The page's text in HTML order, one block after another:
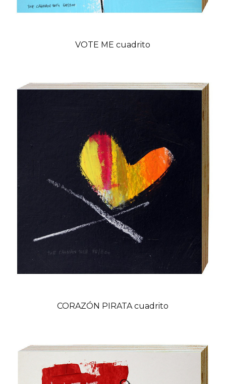
VOTE ME cuadrito
CORAZÓN PIRATA cuadrito